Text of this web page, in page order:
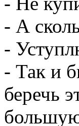
- А
-
- Так и
беречь